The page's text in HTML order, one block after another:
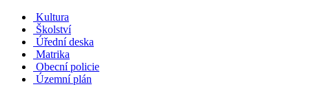
Kultura
Školství
Úřední deska
Matrika
Obecní policie
Územní plán